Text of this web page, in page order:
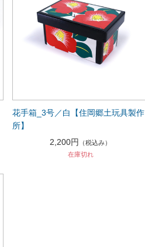
花手箱_3号／白【住岡郷土玩具製作
所】
2,200円
（税込み）
在庫切れ